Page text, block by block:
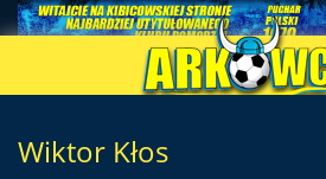
Wiktor Kłos